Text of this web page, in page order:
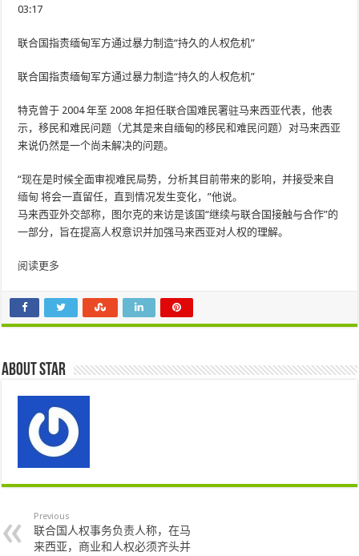
03:17
联合国指责缅甸军方通过暴力制造“持久的人权危机”
联合国指责缅甸军方通过暴力制造“持久的人权危机”
特克曾于 2004 年至 2008 年担任联合国难民署驻马来西亚代表，他表
示，移民和难民问题（尤其是来自缅甸的移民和难民问题）对马来西亚
来说仍然是一个尚未解决的问题。
“现在是时候全面审视难民局势，分析其目前带来的影响，并接受来自
缅甸 将会一直留任，直到情况发生变化，”他说。
马来西亚外交部称，图尔克的来访是该国“继续与联合国接触与合作”的
一部分，旨在提高人权意识并加强马来西亚对人权的理解。
阅读更多
About star
Previous
联合国人权事务负责人称，在马
来西亚，商业和人权必须齐头并